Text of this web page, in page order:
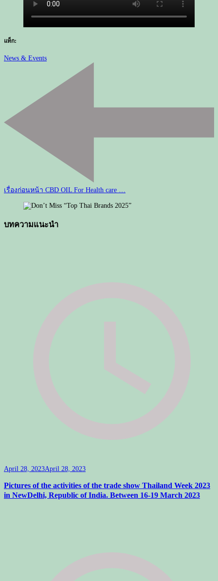
แท็ก:
News & Events
โพส
เรื่องก่อนหน้า CBD OIL For Health care …
บทความแนะนำ
April 28, 2023April 28, 2023
Pictures of the activities of the trade show Thailand Week 2023
in NewDelhi, Republic of India. Between 16-19 March 2023